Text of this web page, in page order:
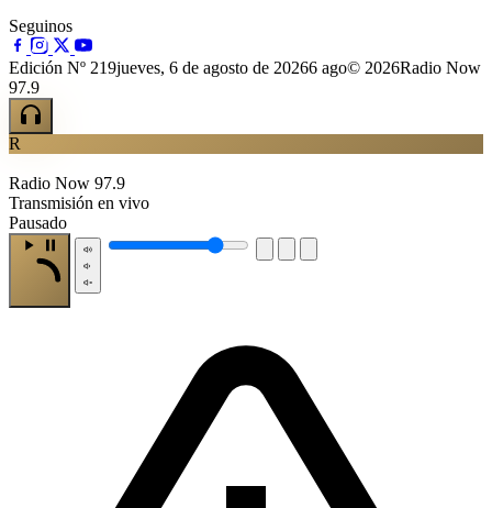
Seguinos
Edición Nº 219jueves, 6 de agosto de 20266 ago© 2026Radio Now
97.9
R
Radio Now 97.9
Transmisión en vivo
Pausado